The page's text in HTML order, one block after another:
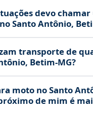
devo
Santo Antônio,
transporte de
Betim‑MG?
moto no Santo
de mim é